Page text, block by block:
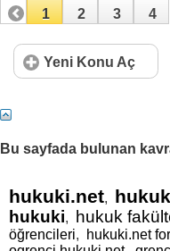
1 2 3 4
Yeni Konu Aç
Bu sayfada bulunan
hukuki.net,
hukuki, hukuk
öğrencileri, hukuki.net